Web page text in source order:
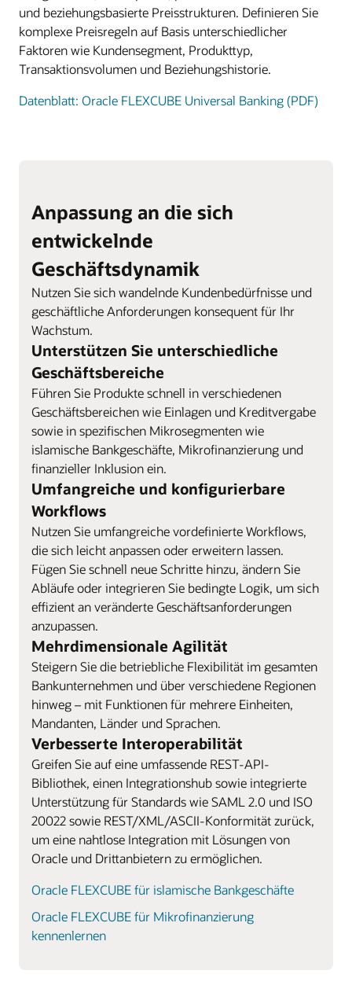
und beziehungsbasierte Preisstrukturen. Definieren Sie
komplexe Preisregeln auf Basis unterschiedlicher
Faktoren wie Kundensegment, Produkttyp,
Transaktionsvolumen und Beziehungshistorie.
Datenblatt: Oracle FLEXCUBE Universal Banking (PDF)
Anpassung an die sich
entwickelnde
Geschäftsdynamik
Nutzen Sie sich wandelnde Kundenbedürfnisse und
geschäftliche Anforderungen konsequent für Ihr
Wachstum.
Unterstützen Sie unterschiedliche
Geschäftsbereiche
Führen Sie Produkte schnell in verschiedenen
Geschäftsbereichen wie Einlagen und Kreditvergabe
sowie in spezifischen Mikrosegmenten wie
islamische Bankgeschäfte, Mikrofinanzierung und
finanzieller Inklusion ein.
Umfangreiche und konfigurierbare
Workflows
Nutzen Sie umfangreiche vordefinierte Workflows,
die sich leicht anpassen oder erweitern lassen.
Fügen Sie schnell neue Schritte hinzu, ändern Sie
Abläufe oder integrieren Sie bedingte Logik, um sich
effizient an veränderte Geschäftsanforderungen
anzupassen.
Mehrdimensionale Agilität
Steigern Sie die betriebliche Flexibilität im gesamten
Bankunternehmen und über verschiedene Regionen
hinweg – mit Funktionen für mehrere Einheiten,
Mandanten, Länder und Sprachen.
Verbesserte Interoperabilität
Greifen Sie auf eine umfassende REST-API-
Bibliothek, einen Integrationshub sowie integrierte
Unterstützung für Standards wie SAML 2.0 und ISO
20022 sowie REST/XML/ASCII-Konformität zurück,
um eine nahtlose Integration mit Lösungen von
Oracle und Drittanbietern zu ermöglichen.
Oracle FLEXCUBE für islamische Bankgeschäfte
Oracle FLEXCUBE für Mikrofinanzierung
kennenlernen